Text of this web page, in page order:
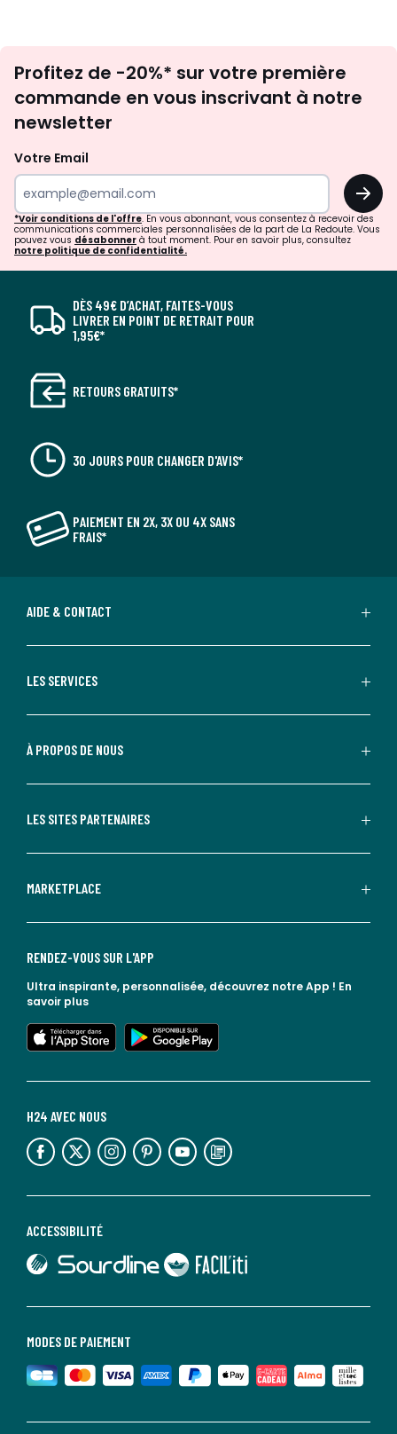
newsletter
Profitez de -20%* sur votre première
commande en vous inscrivant à notre
newsletter
Votre Email
OK
*Voir conditions de l'offre. En vous abonnant, vous consentez à recevoir des
communications commerciales personnalisées de la part de La Redoute. Vous
pouvez vous désabonner à tout moment. Pour en savoir plus, consultez
notre politique de confidentialité.
DÈS 49€ D’ACHAT, FAITES-VOUS
LIVRER EN POINT DE RETRAIT POUR
1,95€*
RETOURS GRATUITS*
30 JOURS POUR CHANGER D'AVIS*
PAIEMENT EN 2X, 3X OU 4X SANS
FRAIS*
AIDE & CONTACT
LES SERVICES
À PROPOS DE NOUS
LES SITES PARTENAIRES
MARKETPLACE
MODES DE PAIEMENT
ACCESSIBILITÉ
lien vers Sourdline
lien vers Faciliti
H24 AVEC NOUS
lien vers l'espace réseaux sociaux lien vers l'espace réseaux sociaux lien vers l'espace réseaux sociaux lien vers l'espace réseaux sociaux lien vers l'espace réseaux sociaux lien vers le blog la redoute
RENDEZ-VOUS SUR L'APP
Ultra inspirante, personnalisée, découvrez notre App ! En
savoir plus
lien vers l'app store
lien vers google play